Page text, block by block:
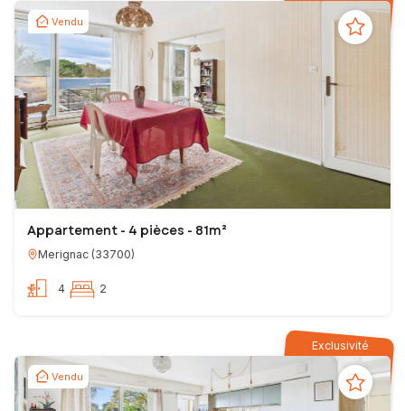
Vendu
Appartement - 4 pièces - 81m²
Merignac (33700)
4 2
Exclusivité
Vendu